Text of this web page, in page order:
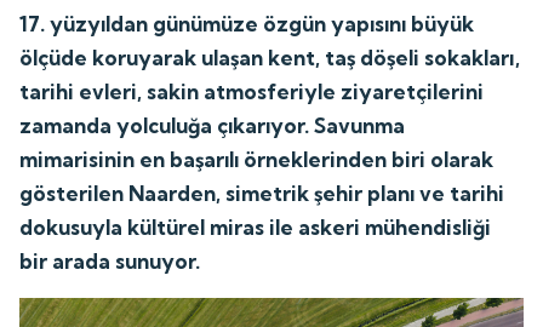
17. yüzyıldan günümüze özgün yapısını büyük
ölçüde koruyarak ulaşan kent, taş döşeli sokakları,
tarihi evleri, sakin atmosferiyle ziyaretçilerini
zamanda yolculuğa çıkarıyor. Savunma
mimarisinin en başarılı örneklerinden biri olarak
gösterilen Naarden, simetrik şehir planı ve tarihi
dokusuyla kültürel miras ile askeri mühendisliği
bir arada sunuyor.